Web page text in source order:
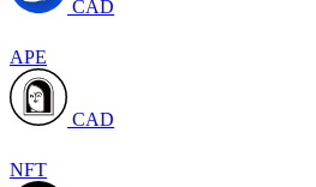
CAD
APE
CAD
NFT